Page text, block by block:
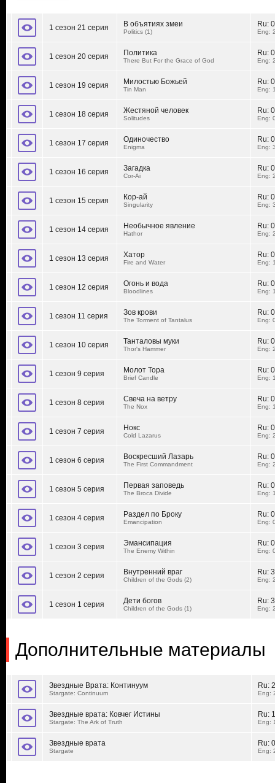
1 сезон 21 серия В объятиях змеи
Politics (1)
Ru:
Eng:
1 сезон 20 серия Политика
There But For the Grace of God
Ru:
Eng:
1 сезон 19 серия Милостью Божьей
Tin Man
Ru:
Eng:
1 сезон 18 серия Жестяной человек
Solitudes
Ru:
Eng:
1 сезон 17 серия Одиночество
Enigma
Ru:
Eng:
1 сезон 16 серия Загадка
Cor-Ai
Ru:
Eng:
1 сезон 15 серия Кор-ай
Singularity
Ru:
Eng:
1 сезон 14 серия Необычное явление
Hathor
Ru:
Eng:
1 сезон 13 серия Хатор
Fire and Water
Ru:
Eng:
1 сезон 12 серия Огонь и вода
Bloodlines
Ru:
Eng:
1 сезон 11 серия Зов крови
The Torment of Tantalus
Ru:
Eng:
1 сезон 10 серия Танталовы муки
Thor's Hammer
Ru:
Eng:
1 сезон 9 серия Молот Тора
Brief Candle
Ru:
Eng:
1 сезон 8 серия Свеча на ветру
The Nox
Ru:
Eng:
1 сезон 7 серия Нокс
Cold Lazarus
Ru:
Eng:
1 сезон 6 серия Воскресший Лазарь
The First Commandment
Ru:
Eng:
1 сезон 5 серия Первая заповедь
The Broca Divide
Ru:
Eng:
1 сезон 4 серия Раздел по Броку
Emancipation
Ru:
Eng:
1 сезон 3 серия Эмансипация
The Enemy Within
Ru:
Eng:
1 сезон 2 серия Внутренний враг
Children of the Gods (2)
Ru:
Eng:
1 сезон 1 серия Дети богов
Children of the Gods (1)
Ru:
Eng:
Дополнительные материалы
Звездные Врата: Континуум
Stargate: Continuum
Ru:
Eng:
Звездные врата: Ковчег Истины
Stargate: The Ark of Truth
Ru:
Eng:
Звездные врата
Stargate
Ru:
Eng: